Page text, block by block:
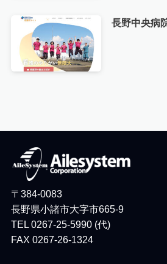
長野中央病
〒384-0083
長野県小諸市大字市665-9
TEL 0267-25-5990 (代)
FAX 0267-26-1324